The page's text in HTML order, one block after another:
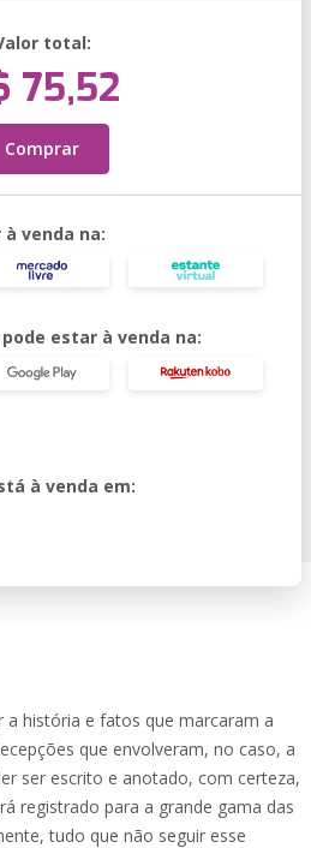
total:
75,52
Comprar
venda na:
estar à venda na:
à venda em:
história e fatos que marcaram a
que envolveram, no caso, a
ser escrito e anotado, com certeza,
registrado para a grande gama das
tudo que não seguir esse